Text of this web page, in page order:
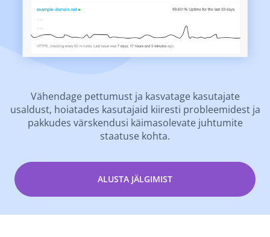
Vähendage pettumust ja kasvatage kasutajate
usaldust, hoiatades kasutajaid kiiresti probleemidest ja
pakkudes värskendusi käimasolevate juhtumite
staatuse kohta.
ALUSTA JÄLGIMIST